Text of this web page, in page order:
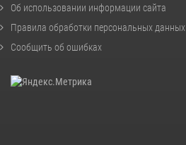
Об использовании информации сайта
Правила обработки персональных данных
Сообщить об ошибках